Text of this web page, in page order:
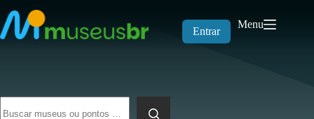
para
o
conteúdo
Entrar
Menu
resultados